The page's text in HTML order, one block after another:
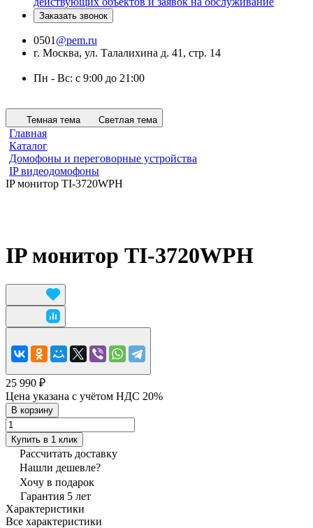
Заказать звонок
0501 @pem.ru
г. Москва, ул. Талалихина д. 41, стр. 14
Пн - Вс: с 9:00 до 21:00
Темная тема Светлая тема
Главная
Каталог
Домофоны и переговорные устройства
IP видеодомофоны
IP монитор TI-3720WPH
IP монитор TI-3720WPH
25 990 ₽
Цена указана с учётом НДС 20%
В корзину
Купить в 1 клик
Рассчитать доставку
Нашли дешевле?
Хочу в подарок
Гарантия 5 лет
Характеристики
Все характеристики